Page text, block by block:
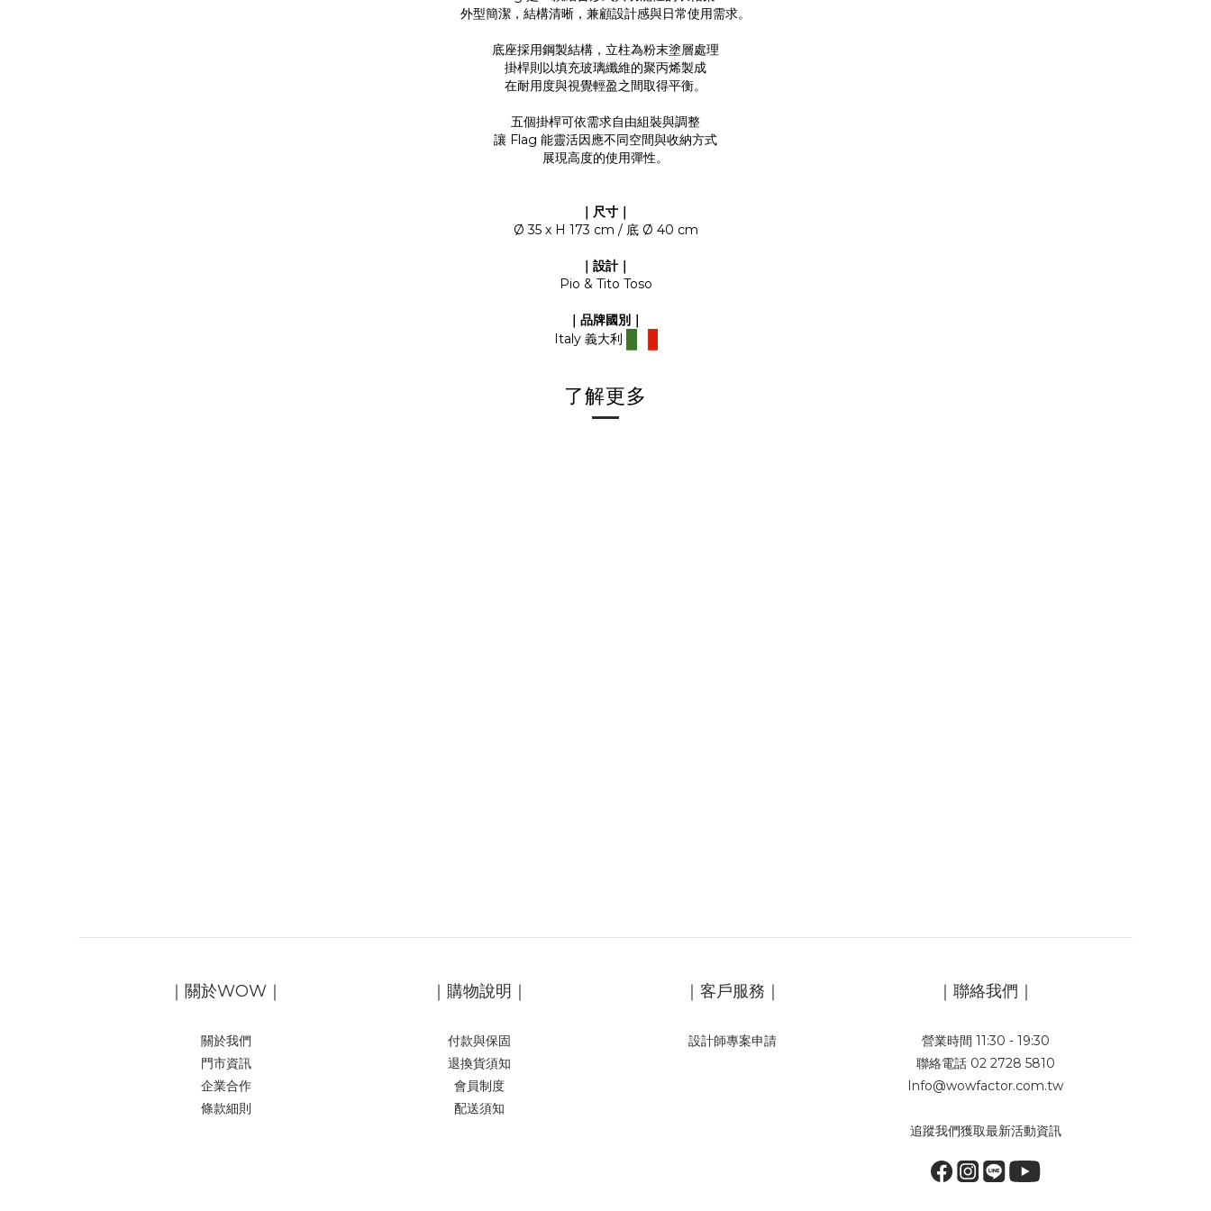
外型簡潔，結構清晰，兼顧設計感與日常使用需求。
底座採用鋼製結構，立柱為粉末塗層處理
掛桿則以填充玻璃纖維的聚丙烯製成
在耐用度與視覺輕盈之間取得平衡。
五個掛桿可依需求自由組裝與調整
讓 Flag 能靈活因應不同空間與收納方式
展現高度的使用彈性。
｜尺寸｜
Ø 35 x H 173 cm / 底 Ø 40 cm
｜設計｜
Pio & Tito Toso
｜品牌國別｜
Italy 義大利
了解更多
｜關於WOW｜
關於我們
門市資訊
企業合作
條款細則
｜購物說明｜
付款與保固
退換貨須知
會員制度
配送須知
｜客戶服務｜
設計師專案申請
｜聯絡我們｜
營業時間 11:30 - 19:30
聯絡電話 02 2728 5810
Info@wowfactor.com.tw
追蹤我們獲取最新活動資訊